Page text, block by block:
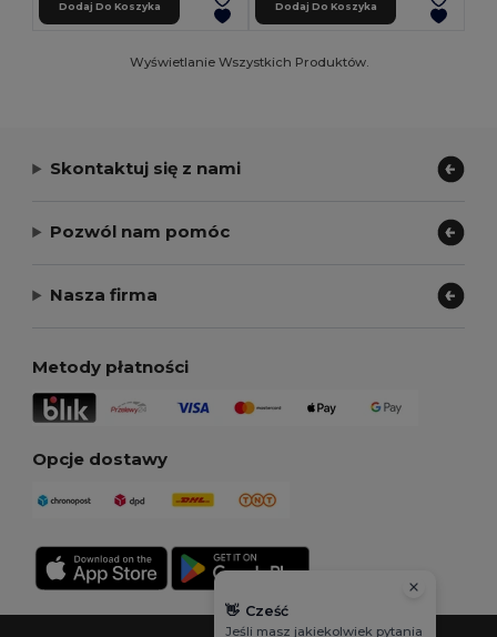
Dodaj Do Koszyka Dodaj Do Koszyka
Wyświetlanie Wszystkich Produktów.
Skontaktuj się z nami
Pozwól nam pomóc
Nasza firma
Metody płatności
Opcje dostawy
👋 Cześć
Jeśli masz jakiekolwiek pytania